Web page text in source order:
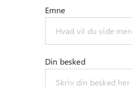
Emne
Din besked